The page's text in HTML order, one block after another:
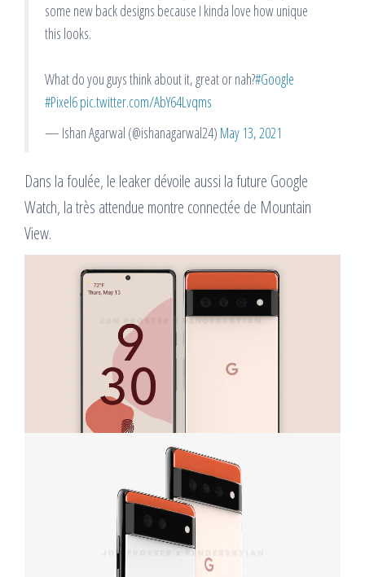
some new back designs because I kinda love how unique
this looks.
What do you guys think about it, great or nah?#Google
#Pixel6pic.twitter.com/AbY64Lvqms
— Ishan Agarwal (@ishanagarwal24) May 13, 2021
Dans la foulée, le leaker dévoile aussi la future Google
Watch, la très attendue montre connectée de Mountain
View.